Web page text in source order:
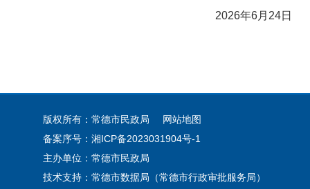
2026年6月24日
版权所有：常德市民政局
网站地图
备案序号： 湘ICP备2023031904号-1
主办单位：常德市民政局
技术支持：常德市数据局（常德市行政审批服务局）